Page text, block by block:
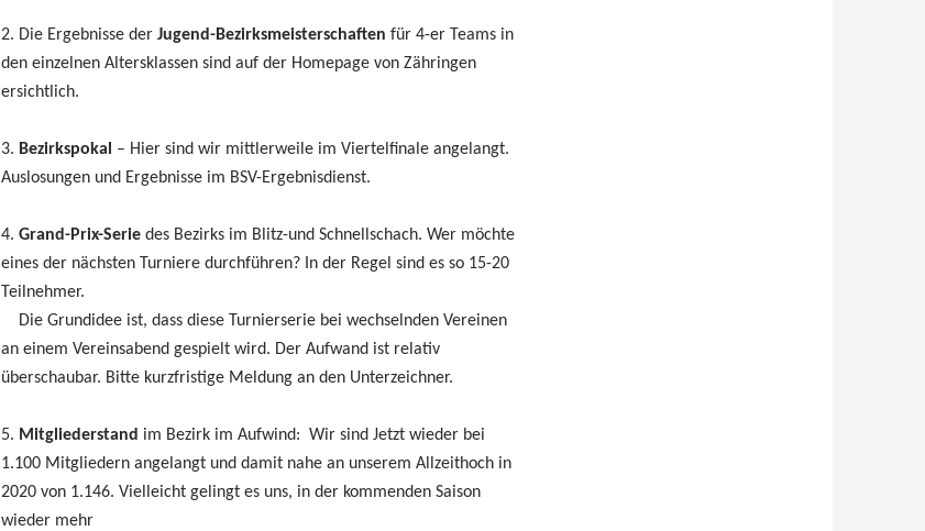
2. Die Ergebnisse der Jugend-Bezirksmeisterschaften für 4-er Teams in
den einzelnen Altersklassen sind auf der Homepage von Zähringen
ersichtlich.
3. Bezirkspokal – Hier sind wir mittlerweile im Viertelfinale angelangt.
Auslosungen und Ergebnisse im BSV-Ergebnisdienst.
4. Grand-Prix-Serie des Bezirks im Blitz-und Schnellschach. Wer möchte
eines der nächsten Turniere durchführen? In der Regel sind es so 15-20
Teilnehmer.
Die Grundidee ist, dass diese Turnierserie bei wechselnden Vereinen
an einem Vereinsabend gespielt wird. Der Aufwand ist relativ
überschaubar. Bitte kurzfristige Meldung an den Unterzeichner.
5. Mitgliederstand im Bezirk im Aufwind: Wir sind Jetzt wieder bei
1.100 Mitgliedern angelangt und damit nahe an unserem Allzeithoch in
2020 von 1.146. Vielleicht gelingt es uns, in der kommenden Saison
wieder mehr